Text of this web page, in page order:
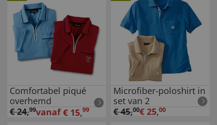
Comfortabel piqué
overhemd
€24,99vanaf € 15,99
Microfiber-poloshirt in
set van 2
€45,00€ 25,00